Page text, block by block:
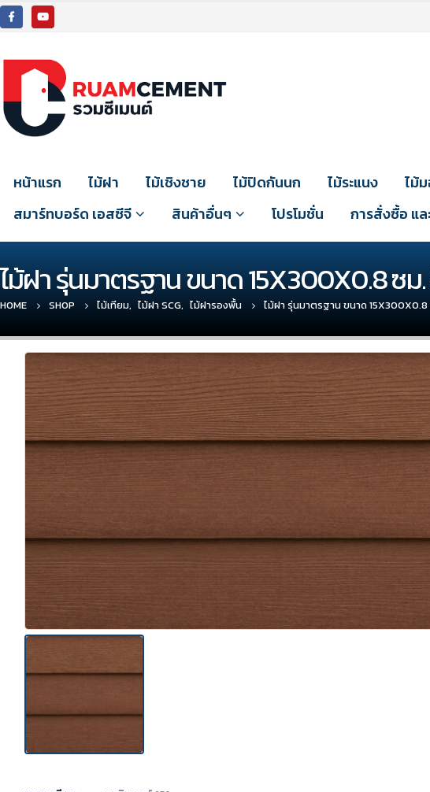
หน้าแรก ไม้ฝา ไม้เชิงชาย ไม้ปิดกันนก ไม้ระแนง ไม้
สมาร์ทบอร์ด เอสซีจี
สินค้าอื่นๆ โปรโมชั่น การสั่งซื้อ แล
ไม้ฝา รุ่นมาตรฐาน ขนาด 15X300X0.8 ซ
HOME SHOP ไม้เทียม, ไม้ฝา SCG, ไม้ฝารองพื้น ไม้ฝา รุ่นมาตรฐาน ขนาด